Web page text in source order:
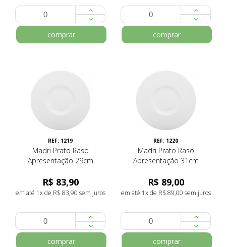
comprar comprar
REF: 1219
Madri Prato Raso
Apresentação 29cm
R$ 83,90
em até 1x de R$ 83,90 sem juros
comprar
REF: 1220
Madri Prato Raso
Apresentação 31cm
R$ 89,00
em até 1x de R$ 89,00 sem juros
comprar